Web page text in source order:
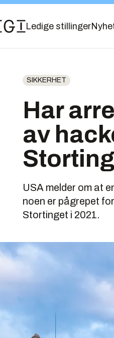
Ledige stillinger
SIKKERHET
Har
av
USA melder om at
noen er pågrepet
Stortinget i 2021.